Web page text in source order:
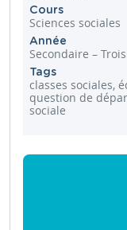
Cours
Sciences sociales
Année
Secondaire –
Tags
classes sociales,
question de
sociale